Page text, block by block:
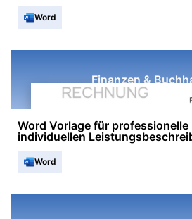
Word
Finanzen &
Word Vorlage für professionelle
individuellen
Word